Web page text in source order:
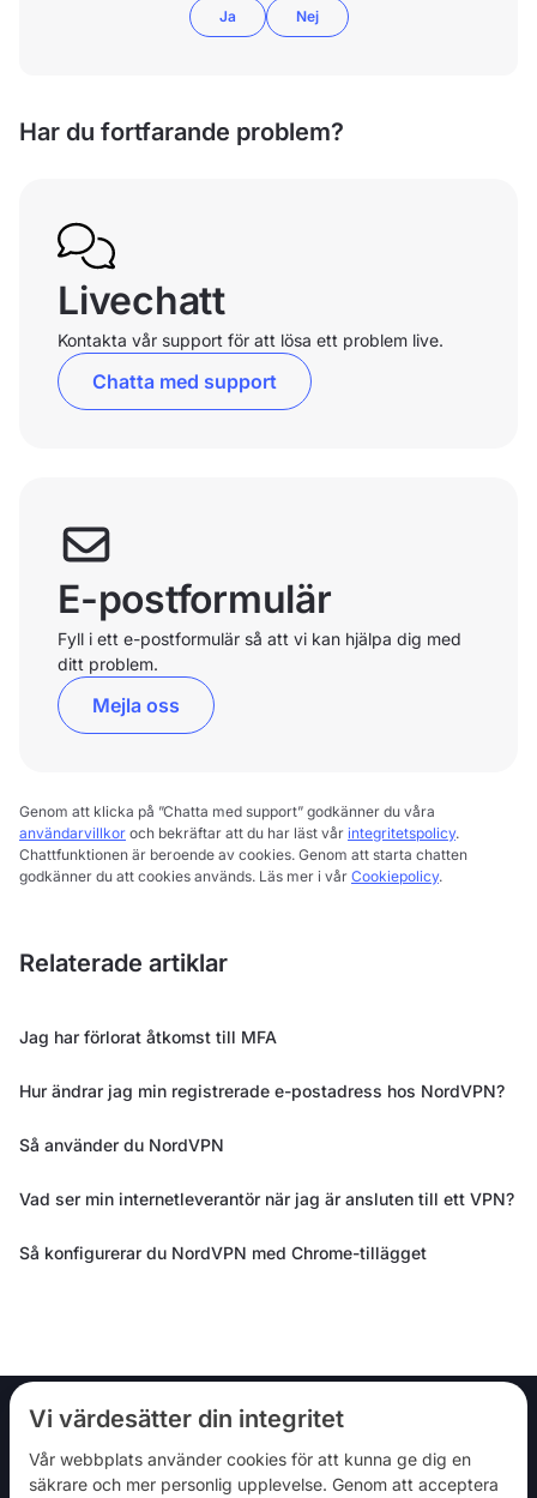
Vi värdesätter din integritet
Vår webbplats använder cookies för att kunna ge dig en
säkrare och mer personlig upplevelse. Genom att acceptera
Ja Nej
Har du fortfarande problem?
Livechatt
Kontakta vår support för att lösa ett problem live.
Chatta med support
E-postformulär
Fyll i ett e-postformulär så att vi kan hjälpa dig med
ditt problem.
Mejla oss
Genom att klicka på ”Chatta med support” godkänner du våra
användarvillkor och bekräftar att du har läst vår integritetspolicy.
Chattfunktionen är beroende av cookies. Genom att starta chatten
godkänner du att cookies används. Läs mer i vår Cookiepolicy.
Relaterade artiklar
Jag har förlorat åtkomst till MFA
Hur ändrar jag min registrerade e-postadress hos NordVPN?
Så använder du NordVPN
Vad ser min internetleverantör när jag är ansluten till ett VPN?
Så konfigurerar du NordVPN med Chrome-tillägget
Följ oss